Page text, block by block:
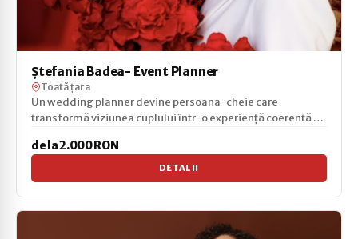
Ştefania Badea- Event Planner
Toată țara
Un wedding planner devine persoana-cheie care
transformă viziunea cuplului într-o experiență coerentă și
de la 2.000 RON
DETALII